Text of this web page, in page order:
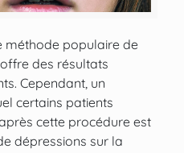
méthode populaire de
des résultats
Cependant, un
certains patients
cette procédure est
dépressions sur la